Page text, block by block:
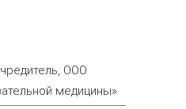
ООО
медицины»